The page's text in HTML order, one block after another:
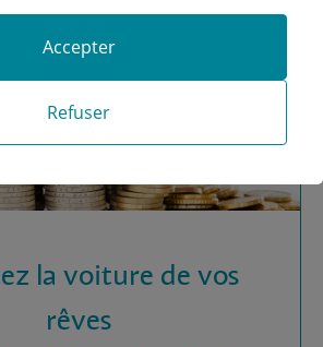
la voiture de vos
rêves
Refuser
Accepter